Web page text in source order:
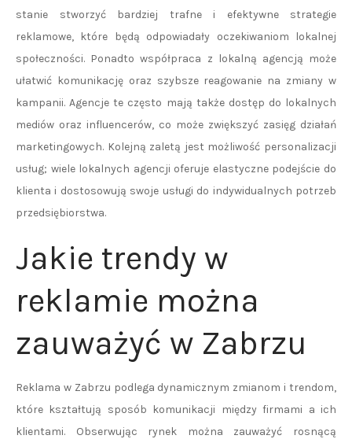
stanie stworzyć bardziej trafne i efektywne strategie
reklamowe, które będą odpowiadały oczekiwaniom lokalnej
społeczności. Ponadto współpraca z lokalną agencją może
ułatwić komunikację oraz szybsze reagowanie na zmiany w
kampanii. Agencje te często mają także dostęp do lokalnych
mediów oraz influencerów, co może zwiększyć zasięg działań
marketingowych. Kolejną zaletą jest możliwość personalizacji
usług; wiele lokalnych agencji oferuje elastyczne podejście do
klienta i dostosowują swoje usługi do indywidualnych potrzeb
przedsiębiorstwa.
Jakie trendy w
reklamie można
zauważyć w Zabrzu
Reklama w Zabrzu podlega dynamicznym zmianom i trendom,
które kształtują sposób komunikacji między firmami a ich
klientami. Obserwując rynek można zauważyć rosnącą